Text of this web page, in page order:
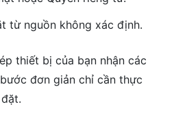
từ nguồn không xác định.
thiết bị của bạn nhận các
đơn giản chỉ cần thực